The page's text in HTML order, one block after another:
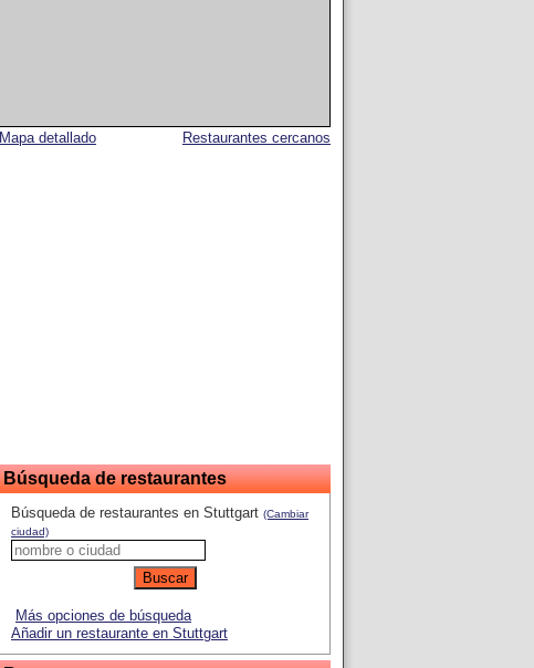
Restaurantes cercanos
Mapa detallado
Búsqueda de restaurantes
Búsqueda de restaurantes en Stuttgart (Cambiar
ciudad)
Más opciones de búsqueda
Añadir un restaurante en Stuttgart